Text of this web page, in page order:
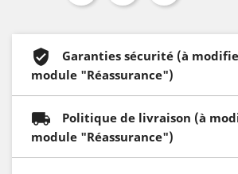
Garanties sécurité (à
module "Réassurance")
Politique de livraison (à
module "Réassurance")